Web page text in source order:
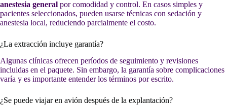
anestesia general por comodidad y control. En casos simples y
pacientes seleccionados, pueden usarse técnicas con sedación y
anestesia local, reduciendo parcialmente el costo.
¿La extracción incluye garantía?
Algunas clínicas ofrecen períodos de seguimiento y revisiones
incluidas en el paquete. Sin embargo, la garantía sobre complicaciones
varía y es importante entender los términos por escrito.
¿Se puede viajar en avión después de la explantación?